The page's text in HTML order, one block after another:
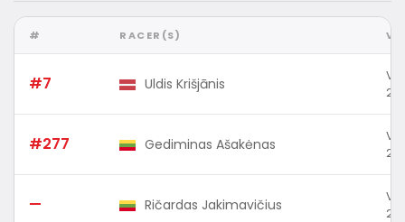
# RACER(S)
#7 Uldis Krišjānis
#277 Gediminas Ašakėnas
— Ričardas Jakimavičius